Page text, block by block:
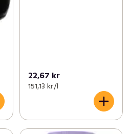
22,67 kr
151,13 kr /l